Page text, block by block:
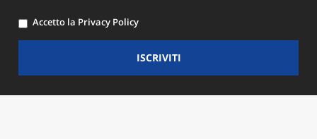
Accetto la Privacy Policy
ISCRIVITI